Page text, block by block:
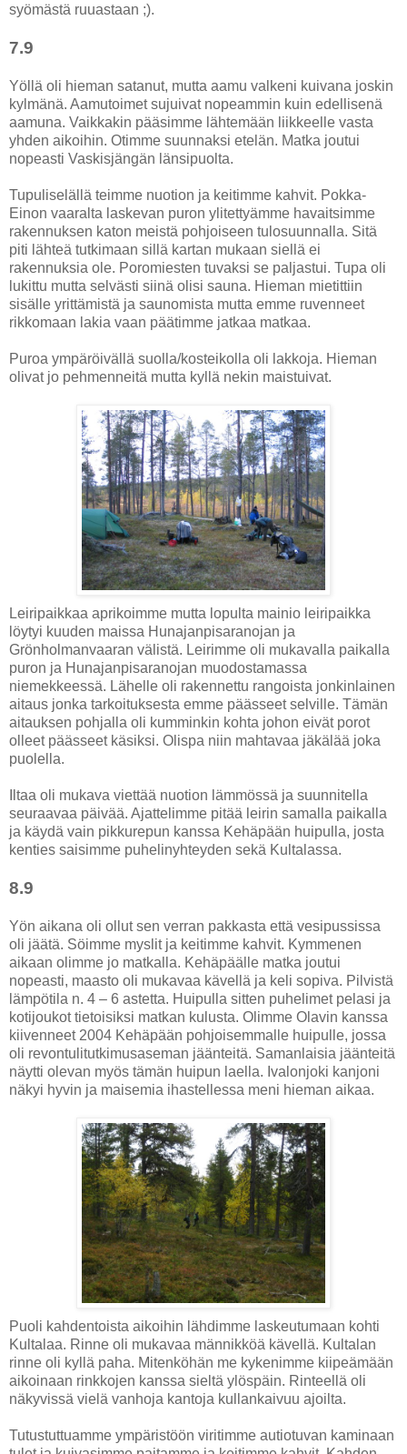
syömästä ruuastaan ;).
7.9
Yöllä oli hieman satanut, mutta aamu valkeni kuivana joskin
kylmänä. Aamutoimet sujuivat nopeammin kuin edellisenä
aamuna. Vaikkakin pääsimme lähtemään liikkeelle vasta
yhden aikoihin. Otimme suunnaksi etelän. Matka joutui
nopeasti Vaskisjängän länsipuolta.
Tupuliselällä teimme nuotion ja keitimme kahvit. Pokka-
Einon vaaralta laskevan puron ylitettyämme havaitsimme
rakennuksen katon meistä pohjoiseen tulosuunnalla. Sitä
piti lähteä tutkimaan sillä kartan mukaan siellä ei
rakennuksia ole. Poromiesten tuvaksi se paljastui. Tupa oli
lukittu mutta selvästi siinä olisi sauna. Hieman mietittiin
sisälle yrittämistä ja saunomista mutta emme ruvenneet
rikkomaan lakia vaan päätimme jatkaa matkaa.
Puroa ympäröivällä suolla/kosteikolla oli lakkoja. Hieman
olivat jo pehmenneitä mutta kyllä nekin maistuivat.
Leiripaikkaa aprikoimme mutta lopulta mainio leiripaikka
löytyi kuuden maissa Hunajanpisaranojan ja
Grönholmanvaaran välistä. Leirimme oli mukavalla paikalla
puron ja Hunajanpisaranojan muodostamassa
niemekkeessä. Lähelle oli rakennettu rangoista jonkinlainen
aitaus jonka tarkoituksesta emme päässeet selville. Tämän
aitauksen pohjalla oli kumminkin kohta johon eivät porot
olleet päässeet käsiksi. Olispa niin mahtavaa jäkälää joka
puolella.
Iltaa oli mukava viettää nuotion lämmössä ja suunnitella
seuraavaa päivää. Ajattelimme pitää leirin samalla paikalla
ja käydä vain pikkurepun kanssa Kehäpään huipulla, josta
kenties saisimme puhelinyhteyden sekä Kultalassa.
8.9
Yön aikana oli ollut sen verran pakkasta että vesipussissa
oli jäätä. Söimme myslit ja keitimme kahvit. Kymmenen
aikaan olimme jo matkalla. Kehäpäälle matka joutui
nopeasti, maasto oli mukavaa kävellä ja keli sopiva. Pilvistä
lämpötila n. 4 – 6 astetta. Huipulla sitten puhelimet pelasi ja
kotijoukot tietoisiksi matkan kulusta. Olimme Olavin kanssa
kiivenneet 2004 Kehäpään pohjoisemmalle huipulle, jossa
oli revontulitutkimusaseman jäänteitä. Samanlaisia jäänteitä
näytti olevan myös tämän huipun laella. Ivalonjoki kanjoni
näkyi hyvin ja maisemia ihastellessa meni hieman aikaa.
Puoli kahdentoista aikoihin lähdimme laskeutumaan kohti
Kultalaa. Rinne oli mukavaa männikköä kävellä. Kultalan
rinne oli kyllä paha. Mitenköhän me kykenimme kiipeämään
aikoinaan rinkkojen kanssa sieltä ylöspäin. Rinteellä oli
näkyvissä vielä vanhoja kantoja kullankaivuu ajoilta.
Tutustuttuamme ympäristöön viritimme autiotuvan kaminaan